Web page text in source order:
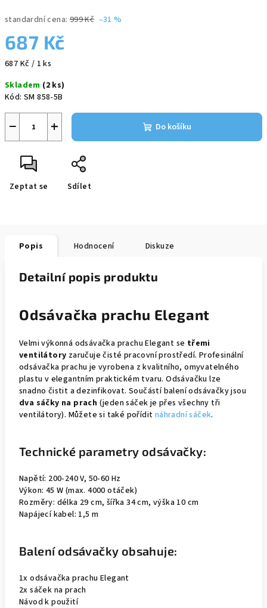
standardní cena: 999 Kč –31 %
687 Kč
Měrná
687 Kč / 1 ks
Skladem (2 ks)
Kód: SM 858-5B
+
− Do košíku
Zeptat se Sdílet
Popis Hodnocení Diskuze
Detailní popis produktu
Odsávačka prachu Elegant
Velmi výkonná odsávačka prachu Elegant se třemi
ventilátory zaručuje čisté pracovní prostředí. Profesinální
odsávačka prachu je vyrobena z kvalitního, omyvatelného
plastu v elegantním praktickém tvaru. Odsávačku lze
snadno čistit a dezinfikovat. Součástí balení odsávačky jsou
dva sáčky na prach (jeden sáček je přes všechny tři
ventilátory). Můžete si také pořídit náhradní sáček.
Technické parametry odsávačky:
Napětí: 200-240 V, 50-60 Hz
Výkon: 45 W (max. 4000 otáček)
Rozměry: délka 29 cm, šířka 34 cm, výška 10 cm
Napájecí kabel: 1,5 m
Balení odsávačky obsahuje:
1x odsávačka prachu Elegant
2x sáček na prach
Návod k použití